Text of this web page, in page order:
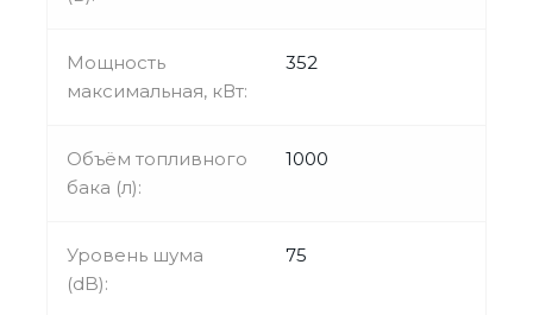
Мощность
максимальная, кВт:
352
Объём топливного
бака (л):
1000
Уровень шума
(dB):
75